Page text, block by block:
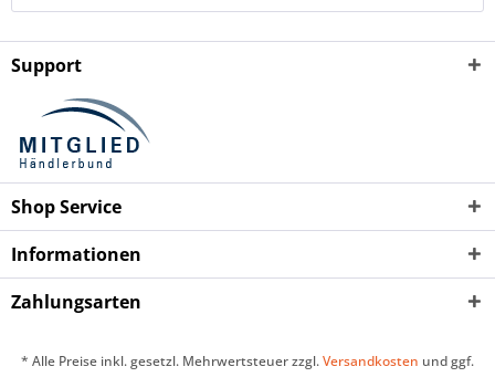
Support
Shop Service
Informationen
Zahlungsarten
* Alle Preise inkl. gesetzl. Mehrwertsteuer zzgl.Versandkosten und ggf.